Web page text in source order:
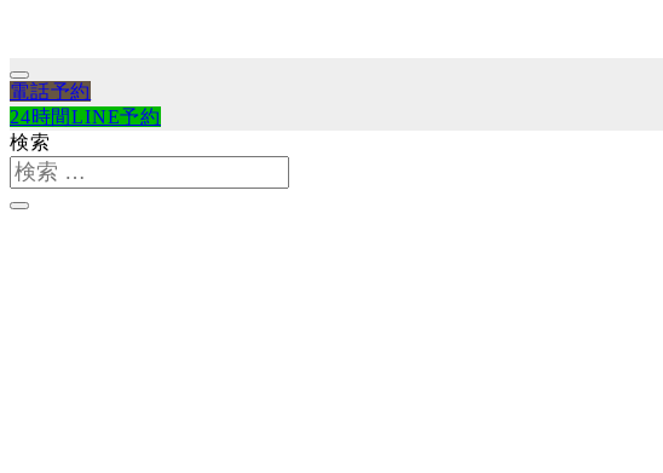
電話予約
24時間LINE予約
検索